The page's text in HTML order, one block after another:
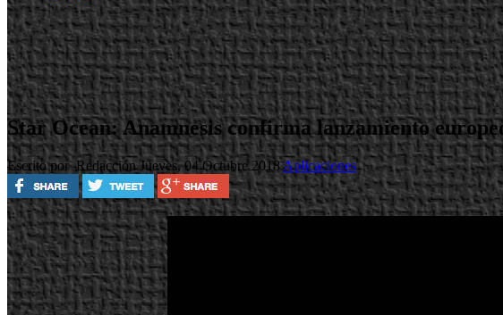
Star Ocean: Anamnesis confirma lanzamiento
Escrito por RedacciónJueves, 04 Octubre 2018Aplicaciones